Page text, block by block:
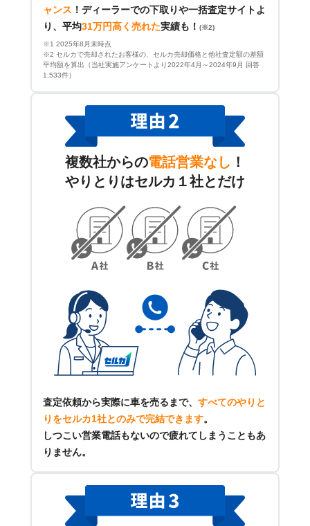
ャンス ！ ディーラーでの下取りや一括査定サイトよ
り、平均31万円高く売れた実績も！ (※2)
※1 2025年8月末時点
※2 セルカで売却されたお客様の、セルカ売却価格と他社査定額の差額
平均額を算出（当社実施アンケートより2022年4月～2024年9月 回答
1,533件）
複数社からの電話営業なし ！
やりとりはセルカ１社とだけ
査定依頼から実際に車を売るまで、 すべてのやりと
りをセルカ1社とのみで完結できます。
しつこい営業電話もないので疲れてしまうこともあ
りません。